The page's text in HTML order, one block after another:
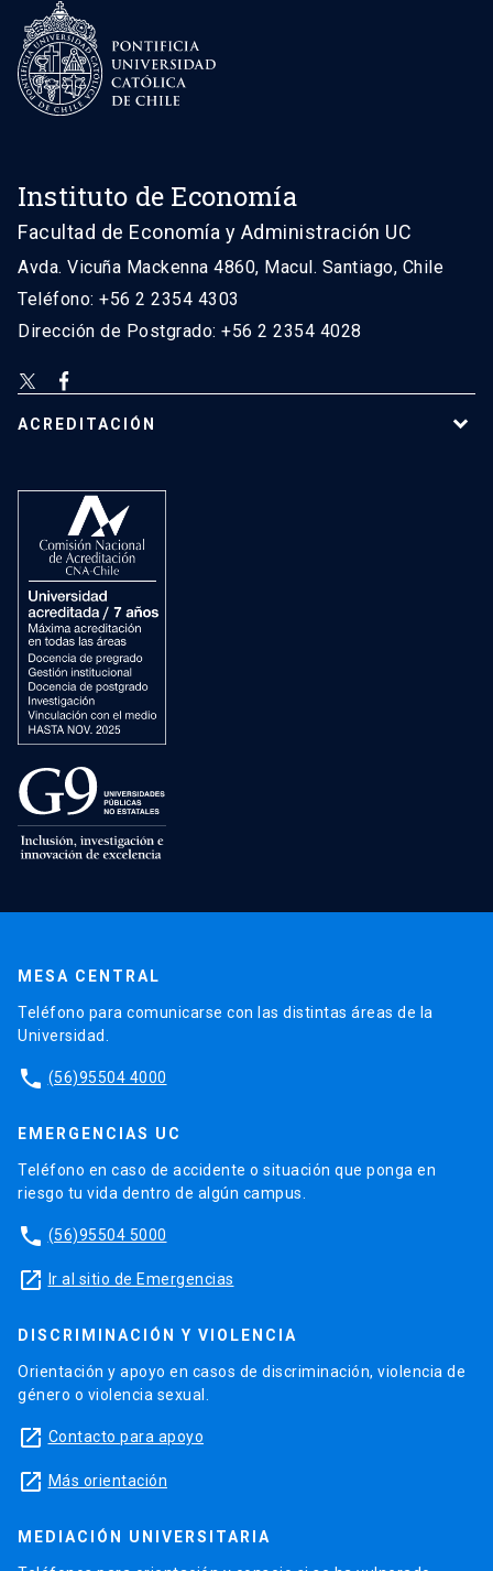
Instituto de Economía
Facultad de Economía y Administración UC
Avda. Vicuña Mackenna 4860, Macul. Santiago, Chile
Teléfono: +56 2 2354 4303
Dirección de Postgrado: +56 2 2354 4028
ACREDITACIÓN
MESA CENTRAL
Teléfono para comunicarse con las distintas áreas de la
Universidad.
phone (56)95504 4000
EMERGENCIAS UC
Teléfono en caso de accidente o situación que ponga en
riesgo tu vida dentro de algún campus.
phone (56)95504 5000
launch Ir al sitio de Emergencias
DISCRIMINACIÓN Y VIOLENCIA
Orientación y apoyo en casos de discriminación, violencia de
género o violencia sexual.
launch Contacto para apoyo
launch Más orientación
MEDIACIÓN UNIVERSITARIA